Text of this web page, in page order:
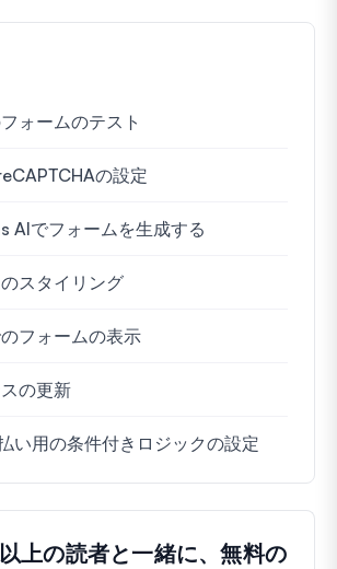
ォームのテスト
の設定
AIでフォームを生成する
スタイリング
フォームの表示
の更新
い用の条件付きロジックの設定
上の読者と一緒に、無料の